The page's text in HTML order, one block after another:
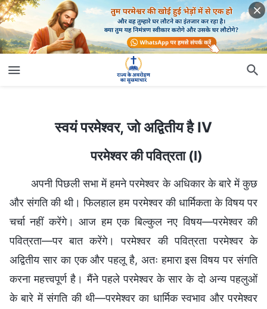
स्वयं परमेश्वर, जो अद्वितीय है IV
परमेश्वर की पवित्रता (I)
अपनी पिछली सभा में हमने परमेश्वर के अधिकार के बारे में कुछ
और संगति की थी। फिलहाल हम परमेश्वर की धार्मिकता के विषय पर
चर्चा नहीं करेंगे। आज हम एक बिल्कुल नए विषय—परमेश्वर की
पवित्रता—पर बात करेंगे। परमेश्वर की पवित्रता परमेश्वर के
अद्वितीय सार का एक और पहलू है, अतः हमारा इस विषय पर संगति
करना महत्त्वपूर्ण है। मैंने पहले परमेश्वर के सार के दो अन्य पहलुओं
के बारे में संगति की थी—परमेश्वर का धार्मिक स्वभाव और परमेश्वर